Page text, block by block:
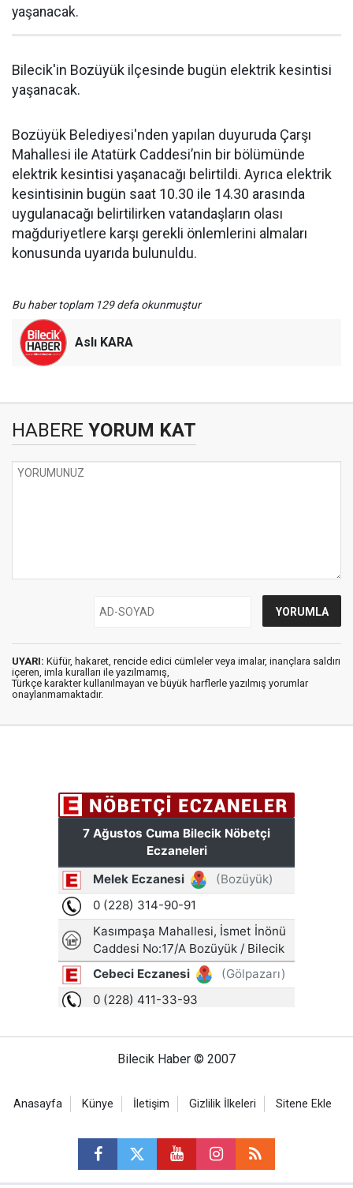
yaşanacak.
Bilecik'in Bozüyük ilçesinde bugün elektrik kesintisi
yaşanacak.
Bozüyük Belediyesi'nden yapılan duyuruda Çarşı
Mahallesi ile Atatürk Caddesi’nin bir bölümünde
elektrik kesintisi yaşanacağı belirtildi. Ayrıca elektrik
kesintisinin bugün saat 10.30 ile 14.30 arasında
uygulanacağı belirtilirken vatandaşların olası
mağduriyetlere karşı gerekli önlemlerini almaları
konusunda uyarıda bulunuldu.
Bu haber toplam 129 defa okunmuştur
Aslı KARA
HABERE YORUM KAT
UYARI: Küfür, hakaret, rencide edici cümleler veya imalar, inançlara saldırı
içeren, imla kuralları ile yazılmamış,
Türkçe karakter kullanılmayan ve büyük harflerle yazılmış yorumlar
onaylanmamaktadır.
Bilecik Haber © 2007
Anasayfa Künye İletişim Gizlilik İlkeleri Sitene Ekle